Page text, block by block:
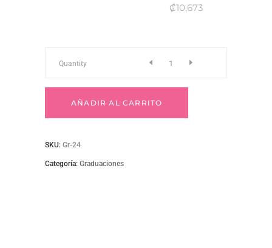
₡10,673
Gr-
Quantity
AÑADIR AL CARRITO
SKU: Gr-24
Categoría: Graduaciones